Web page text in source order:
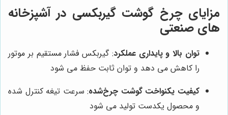
مزایای چرخ گوشت گیربکسی در آشپزخانه‌
های صنعتی
توان بالا و پایداری عملکرد: گیربکس فشار مستقیم بر موتور
را کاهش می دهد و توان ثابت حفظ می شود
کیفیت یکنواخت گوشت چرخ‌شده: سرعت تیغه کنترل شده
و محصول یکدست تولید می شود